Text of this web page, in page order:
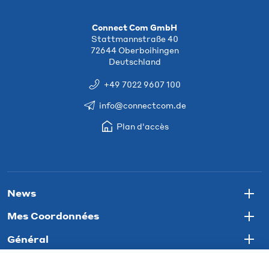
Connect Com GmbH
Stattmannstraße 40
72644 Oberboihingen
Deutschland
+49 7022 9607 100
info@connectcom.de
Plan d'accès
News
Mes Coordonnées
Général